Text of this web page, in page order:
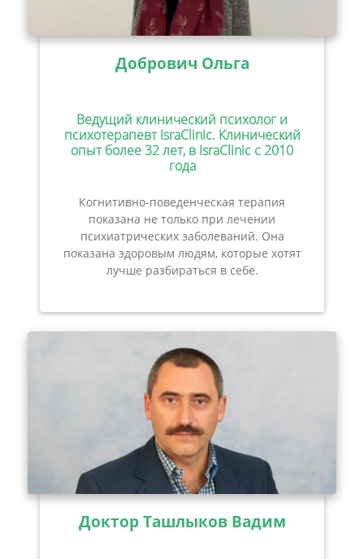
Добрович Ольга
Ведущий клинический психолог и
психотерапевт IsraClinic. Клинический
опыт более 32 лет, в IsraClinic с 2010
года
Когнитивно-поведенческая терапия
показана не только при лечении
психиатрических заболеваний. Она
показана здоровым людям, которые хотят
лучше разбираться в себе.
Доктор Ташлыков Вадим